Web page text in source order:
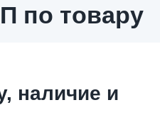
по товару
наличие и